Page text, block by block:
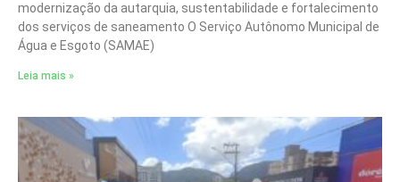
modernização da autarquia, sustentabilidade e fortalecimento
dos serviços de saneamento O Serviço Autônomo Municipal de
Água e Esgoto (SAMAE)
Leia mais »